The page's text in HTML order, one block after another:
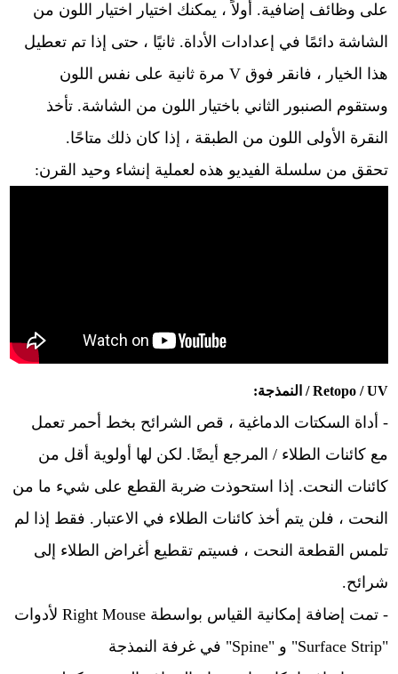
على وظائف إضافية. أولاً ، يمكنك اختيار اختيار اللون من
الشاشة دائمًا في إعدادات الأداة. ثانيًا ، حتى إذا تم تعطيل
هذا الخيار ، فانقر فوق V مرة ثانية على نفس اللون
وستقوم الصنبور الثاني باختيار اللون من الشاشة. تأخذ
النقرة الأولى اللون من الطبقة ، إذا كان ذلك متاحًا.
تحقق من سلسلة الفيديو هذه لعملية إنشاء وحيد القرن:
Retopo / UV / النمذجة:
- أداة السكتات الدماغية ، قص الشرائح بخط أحمر تعمل
مع كائنات الطلاء / المرجع أيضًا. لكن لها أولوية أقل من
كائنات النحت. إذا استحوذت ضربة القطع على شيء ما من
النحت ، فلن يتم أخذ كائنات الطلاء في الاعتبار. فقط إذا لم
تلمس القطعة النحت ، فسيتم تقطيع أغراض الطلاء إلى
شرائح.
- تمت إضافة إمكانية القياس بواسطة Right Mouse لأدوات
"Surface Strip" و "Spine" في غرفة النمذجة